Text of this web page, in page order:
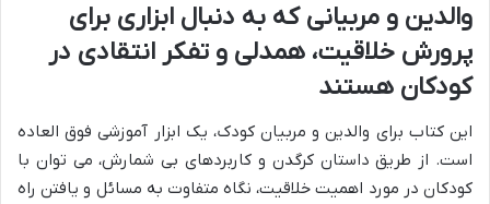
والدین و مربیانی که به دنبال ابزاری برای
پرورش خلاقیت، همدلی و تفکر انتقادی در
کودکان هستند
این کتاب برای والدین و مربیان کودک، یک ابزار آموزشی فوق العاده
است. از طریق داستان کرگدن و کاربردهای بی شمارش، می توان با
کودکان در مورد اهمیت خلاقیت، نگاه متفاوت به مسائل و یافتن راه